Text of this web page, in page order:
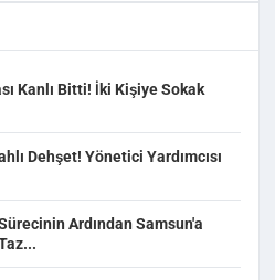
Kanlı Bitti! İki Kişiye Sokak
Dehşet! Yönetici Yardımcısı
Ardından Samsun'a